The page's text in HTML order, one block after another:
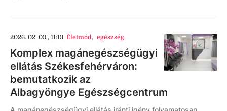
2026. 02. 03., 11:13 Életmód, egészség
Komplex magánegészségügyi
ellátás Székesfehérváron:
bemutatkozik az
Albagyöngye Egészségcentrum